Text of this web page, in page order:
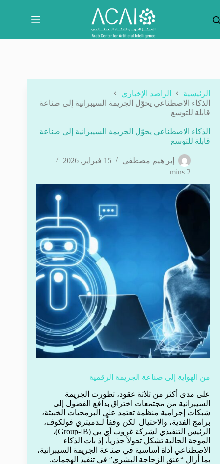
المحتوى
الرئيسية
الراصد الإخباري
الذكاء الاصطناعي يحوّل الجريمة السيبرانية إلى صناعة
قابلة للتوسع
الذكاء الاصطناعي يحوّل الجريمة السيبرانية إلى صناعة
قابلة للتوسع
إبراهيم مصطفى
15 فبراير, 2026
2 mins
من الهواية إلى صناعة الجريمة الرقمية
على مدى أكثر من ثلاثة عقود، تطورت الجريمة
السيبرانية من مجتمعات اختراق بدافع الفضول إلى
شبكات إجرامية منظمة تعتمد على البرمجيات الخبيثة،
برامج الفدية، والاحتيال. لكن وفقاً لـدميتري فولكوف،
الرئيس التنفيذي لشركة غروب آي بي (Group-IB)،
الموجة الحالية تشكل تحولاً جذرياً، إذ بات الذكاء
الاصطناعي أداة أساسية في صناعة الجريمة السيبرانية،
بما أزال “عنق الزجاجة البشري” في تنفيذ الهجمات.